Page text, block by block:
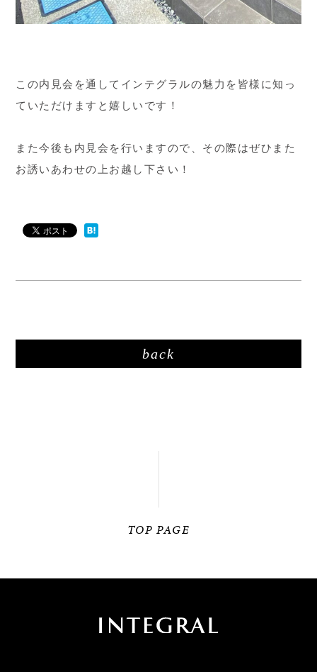
この内見会を通してインテグラルの魅力を皆様に知っ
ていただけますと嬉しいです！
また今後も内見会を行いますので、その際はぜひまた
お誘いあわせの上お越し下さい！
back
TOP PAGE